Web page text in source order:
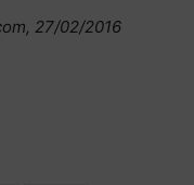
27/02/2016